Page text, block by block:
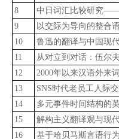
8
中日词汇比较研究
9
以交际为导向的整合
10
鲁迅的翻译与中国现
11
从对立到对话：伍尔
12
2000年以来汉语外来
13
SNS时代老员工人际
14
多元事件时间结构的
15
解构主义翻译观与现
16
基于哈贝马斯言语行